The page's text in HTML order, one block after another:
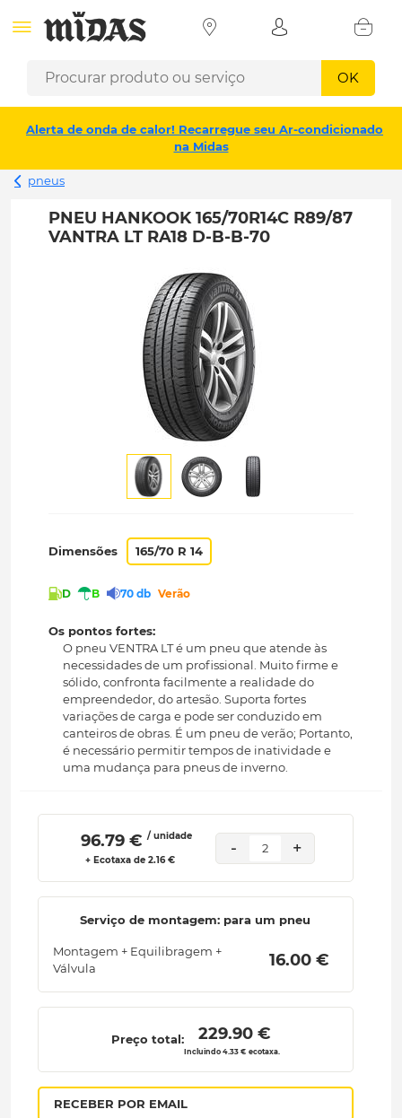
OK
Alerta de onda de calor! Recarregue seu Ar-condicionado
na Midas
pneus
PNEU HANKOOK 165/70R14C R89/87
VANTRA LT RA18 D-B-B-70
Dimensões 165/70 R 14
D B 70 db Verão
Os pontos fortes:
O pneu VENTRA LT é um pneu que atende às
necessidades de um profissional. Muito firme e
sólido, confronta facilmente a realidade do
empreendedor, do artesão. Suporta fortes
variações de carga e pode ser conduzido em
canteiros de obras. É um pneu de verão; Portanto,
é necessário permitir tempos de inatividade e
uma mudança para pneus de inverno.
96.79 € / unidade
+ Ecotaxa de 2.16 €
- 2 +
Serviço de montagem: para um pneu
Montagem + Equilibragem +
Válvula
16.00 €
Preço total: 229.90 €
Incluindo 4.33 € ecotaxa.
RECEBER POR EMAIL